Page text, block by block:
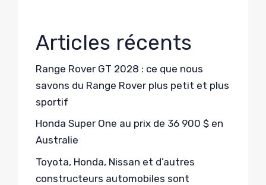
Articles récents
Range Rover GT 2028 : ce que nous
savons du Range Rover plus petit et plus
sportif
Honda Super One au prix de 36 900 $ en
Australie
Toyota, Honda, Nissan et d’autres
constructeurs automobiles sont